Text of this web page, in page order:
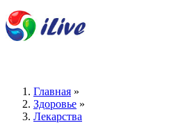
Главная »
Здоровье »
Лекарства